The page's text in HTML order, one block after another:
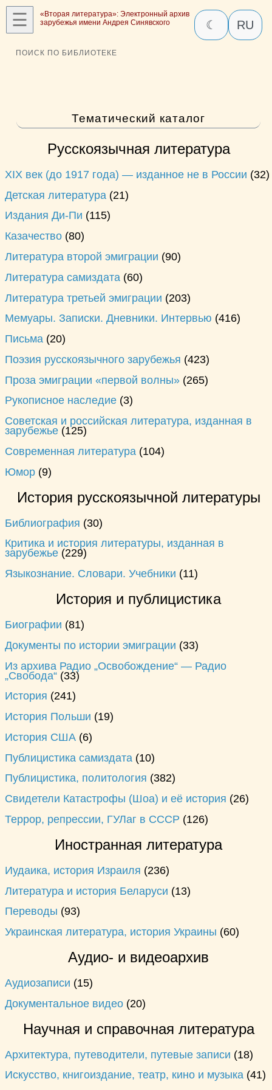
☰
«Вторая литература»: Электронный архив
зарубежья имени Андрея Синявского
☾ RU
ПОИСК ПО БИБЛИОТЕКЕ
Тематический каталог
Русскоязычная литература
XIX век (до 1917 года) — изданнoe не в России (32)
Детская литература (21)
Издания Ди-Пи (115)
Казачество (80)
Литература второй эмиграции (90)
Литература самиздата (60)
Литература третьей эмиграции (203)
Мемуары. Записки. Дневники. Интервью (416)
Письма (20)
Поэзия русскоязычного зарубежья (423)
Проза эмиграции «первой волны» (265)
Рукописное наследие (3)
Советская и российская литература, изданная в
зарубежье (125)
Современная литература (104)
Юмор (9)
История русскоязычной литературы
Библиография (30)
Критика и история литературы, изданная в
зарубежье (229)
Языкознание. Словари. Учебники (11)
История и публицистика
Биографии (81)
Документы по истории эмиграции (33)
Из архива Радио „Освобождение“ — Радио
„Свобода“ (33)
История (241)
История Польши (19)
История США (6)
Публицистика самиздата (10)
Публицистика, политология (382)
Свидетели Катастрофы (Шоа) и её история (26)
Террор, репрессии, ГУЛаг в СССР (126)
Иностранная литература
Иудаика, история Израиля (236)
Литература и история Беларуси (13)
Переводы (93)
Украинская литература, история Украины (60)
Аудио- и видеоархив
Аудиозаписи (15)
Документальное видео (20)
Научная и справочная литература
Архитектура, путеводители, путевые записи (18)
Искусство, книгоиздание, театр, кино и музыка (41)